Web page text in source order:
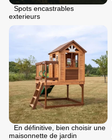
Spots encastrables
exterieurs
En définitive, bien choisir une
maisonnette de jardin